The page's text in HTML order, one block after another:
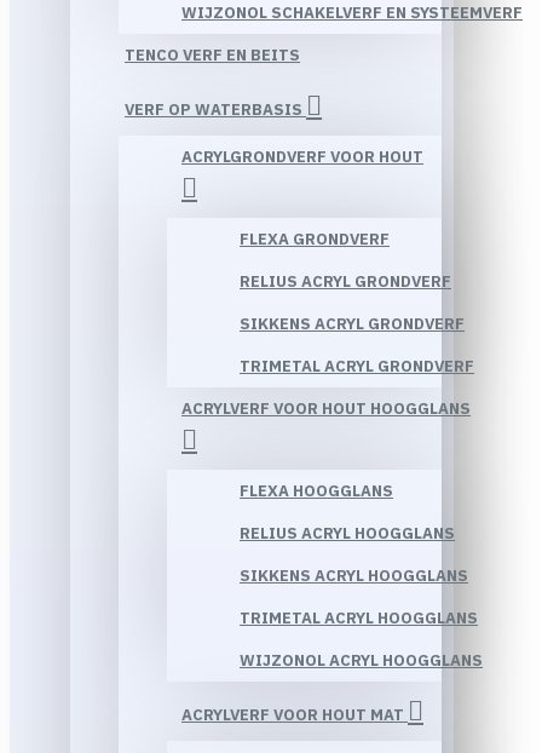
WIJZONOL SCHAKELVERF EN SYSTEEMVERF
TENCO VERF EN BEITS
VERF OP WATERBASIS
ACRYLGRONDVERF VOOR HOUT
FLEXA GRONDVERF
RELIUS ACRYL GRONDVERF
SIKKENS ACRYL GRONDVERF
TRIMETAL ACRYL GRONDVERF
ACRYLVERF VOOR HOUT HOOGGLANS
FLEXA HOOGGLANS
RELIUS ACRYL HOOGGLANS
SIKKENS ACRYL HOOGGLANS
TRIMETAL ACRYL HOOGGLANS
WIJZONOL ACRYL HOOGGLANS
ACRYLVERF VOOR HOUT MAT